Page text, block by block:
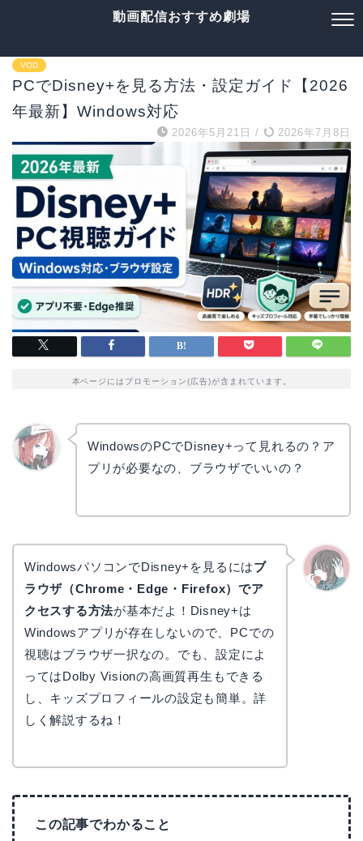
動画配信おすすめ劇場
VOD
PCでDisney+を見る方法・設定ガイド【2026
年最新】Windows対応
2026年5月21日 / 2026年7月8日
本ページにはプロモーション(広告)が含まれています。
WindowsのPCでDisney+って見れるの？ア
プリが必要なの、ブラウザでいいの？
WindowsパソコンでDisney+を見るにはブ
ラウザ（Chrome・Edge・Firefox）でア
クセスする方法が基本だよ！Disney+は
Windowsアプリが存在しないので、PCでの
視聴はブラウザ一択なの。でも、設定によ
ってはDolby Visionの高画質再生もできる
し、キッズプロフィールの設定も簡単。詳
しく解説するね！
この記事でわかること